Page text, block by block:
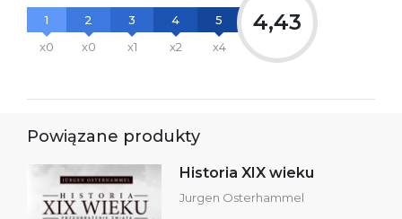
1
x0
2
x0
3
x1
4
x2
5
x4
4,43
Powiązane produkty
Historia XIX wieku
Jurgen Osterhammel